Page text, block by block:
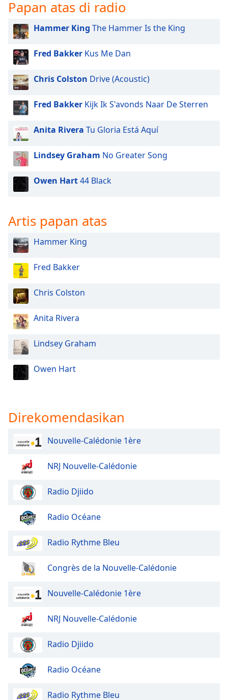
dialog
window.
Escape
cancel
close
window.
Text
Color
Opacity
Color
Opacity
Caption
Area
Background
Color
Opacity
Font
Size
Text
Edge
Family
Dialog
dialog
Papan atas di radio
Hammer King The Hammer Is the King
Fred Bakker Kus Me Dan
Chris Colston Drive (Acoustic)
Fred Bakker Kijk Ik S'avonds Naar De Sterren
Anita Rivera Tu Gloria Está Aquí
Lindsey Graham No Greater Song
Owen Hart44 Black
Artis papan atas
Hammer King
Fred Bakker
Chris Colston
Anita Rivera
Lindsey Graham
Owen Hart
Direkomendasikan
Nouvelle-Calédonie 1ère
NRJ Nouvelle-Calédonie
Radio Djiido
Radio Océane
Radio Rythme Bleu
Congrès de la Nouvelle-Calédonie
Nouvelle-Calédonie 1ère
NRJ Nouvelle-Calédonie
Radio Djiido
Radio Océane
Radio Rythme Bleu